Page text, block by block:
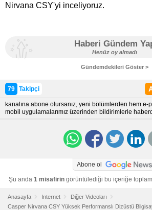
Nirvana CSY'yi inceliyoruz.
Haberi Gündem
Henüz oy almadı
Gündemdekileri Göster >
79 Takipçi
kanalına abone olursanız, yeni bölümlerden hem e-
mobil uygulamalarımız üzerinden bildirimlerle
Abone ol
Şu anda 1 misafirin görüntülediği bu içeriğe toplam
Anasayfa Internet
Diğer Videoları
Casper Nirvana CSY Yüksek Performanslı Dizüstü